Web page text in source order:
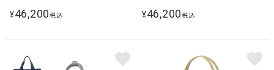
¥46,200税込
13534661
¥46,200税込